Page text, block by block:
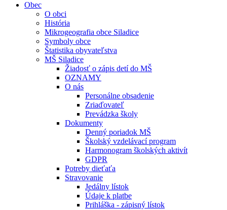
Obec
O obci
História
Mikrogeografia obce Siladice
Symboly obce
Štatistika obyvateľstva
MŠ Siladice
Žiadosť o zápis detí do MŠ
OZNAMY
O nás
Personálne obsadenie
Zriaďovateľ
Prevádzka školy
Dokumenty
Denný poriadok MŠ
Školský vzdelávací program
Harmonogram školských aktivít
GDPR
Potreby dieťaťa
Stravovanie
Jedálny lístok
Údaje k platbe
Prihláška - zápisný lístok